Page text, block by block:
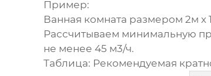
Пример:
Ванная комната размером 2м x
Рассчитываем минимальную
не менее 45 м3/ч.
Таблица: Рекомендуемая